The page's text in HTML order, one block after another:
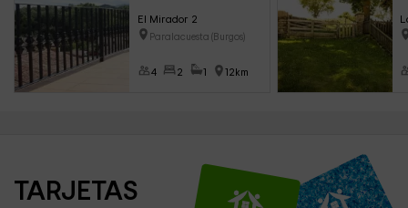
El Mirador 2
Paralacuesta (Burgos)
4 2 1 12km
TARJETAS